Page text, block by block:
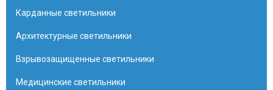
Карданные светильники
Архитектурные светильники
Взрывозащищенные светильники
Медицинские светильники